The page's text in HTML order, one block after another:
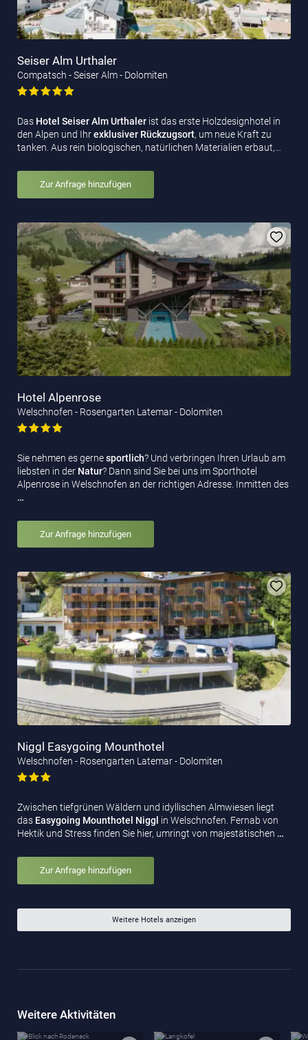
Seiser Alm Urthaler
Compatsch - Seiser Alm - Dolomiten
Das Hotel Seiser Alm Urthaler ist das erste Holzdesignhotel in
den Alpen und Ihrexklusiver Rückzugsort, um neue Kraft zu
tanken. Aus rein biologischen, natürlichen Materialien erbaut,…
Zur Anfrage hinzufügen
Hotel Alpenrose
Welschnofen - Rosengarten Latemar - Dolomiten
Sie nehmen es gernesportlich? Und verbringen Ihren Urlaub am
liebsten in der Natur? Dann sind Sie bei uns im Sporthotel
Alpenrose in Welschnofen an der richtigen Adresse. Inmitten des
…
Zur Anfrage hinzufügen
Niggl Easygoing Mounthotel
Welschnofen - Rosengarten Latemar - Dolomiten
Zwischen tiefgrünen Wäldern und idyllischen Almwiesen liegt
das Easygoing Mounthotel Niggl in Welschnofen. Fernab von
Hektik und Stress finden Sie hier, umringt von majestätischen …
Zur Anfrage hinzufügen
Weitere Hotels anzeigen
Weitere Aktivitäten